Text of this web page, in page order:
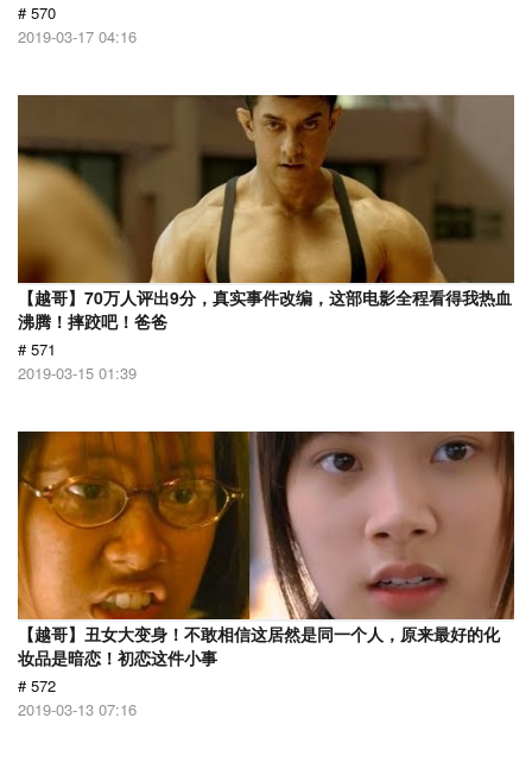
# 570
2019-03-17 04:16
【越哥】70万人评出9分，真实事件改编，这部电影全程看得我热血
沸腾！摔跤吧！爸爸
# 571
2019-03-15 01:39
【越哥】丑女大变身！不敢相信这居然是同一个人，原来最好的化
妆品是暗恋！初恋这件小事
# 572
2019-03-13 07:16